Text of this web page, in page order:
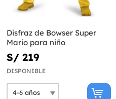
Disfraz de Bowser Super
Mario para niño
S/ 219
DISPONIBLE